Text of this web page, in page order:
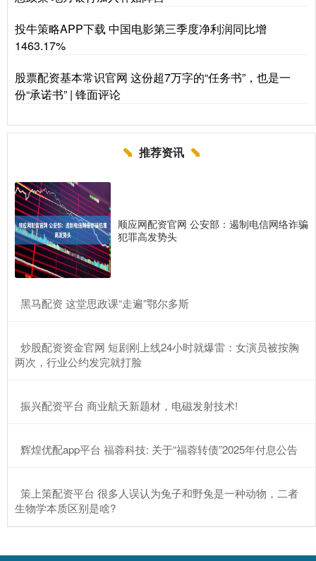
投牛策略APP下载 中国电影第三季度净利润同比增
1463.17%
股票配资基本常识官网 这份超7万字的“任务书”，也是一
份“承诺书” | 锋面评论
推荐资讯
顺应网配资官网 公安部：遏制电信网络诈骗
犯罪高发势头
​黑马配资 这堂思政课“走遍”鄂尔多斯
​炒股配资资金官网 短剧刚上线24小时就爆雷：女演员被按胸
两次，行业公约发完就打脸
​振兴配资平台 商业航天新题材，电磁发射技术!
​辉煌优配app平台 福蓉科技: 关于“福蓉转债”2025年付息公告
​策上策配资平台 很多人误认为兔子和野兔是一种动物，二者
生物学本质区别是啥?